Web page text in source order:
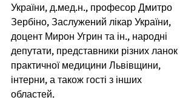
України, д.мед.н., професор Дмитро
Зербіно, Заслужений лікар України,
доцент Мирон Угрин та ін., народні
депутати, представники різних ланок
практичної медицини Львівщини,
інтерни, а також гості з інших
областей.